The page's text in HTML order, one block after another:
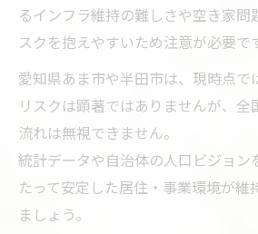
るインフラ維持の難しさや空き家問
スクを抱えやすいため注意が必要で
愛知県あま市や半田市は、現時点で
リスクは顕著ではありませんが、
流れは無視できません。
統計データや自治体の人口ビジョン
たって安定した居住・事業環境が維
ましょう。